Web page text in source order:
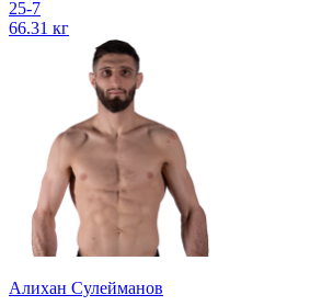
25-7
66.31 кг
Алихан Сулейманов